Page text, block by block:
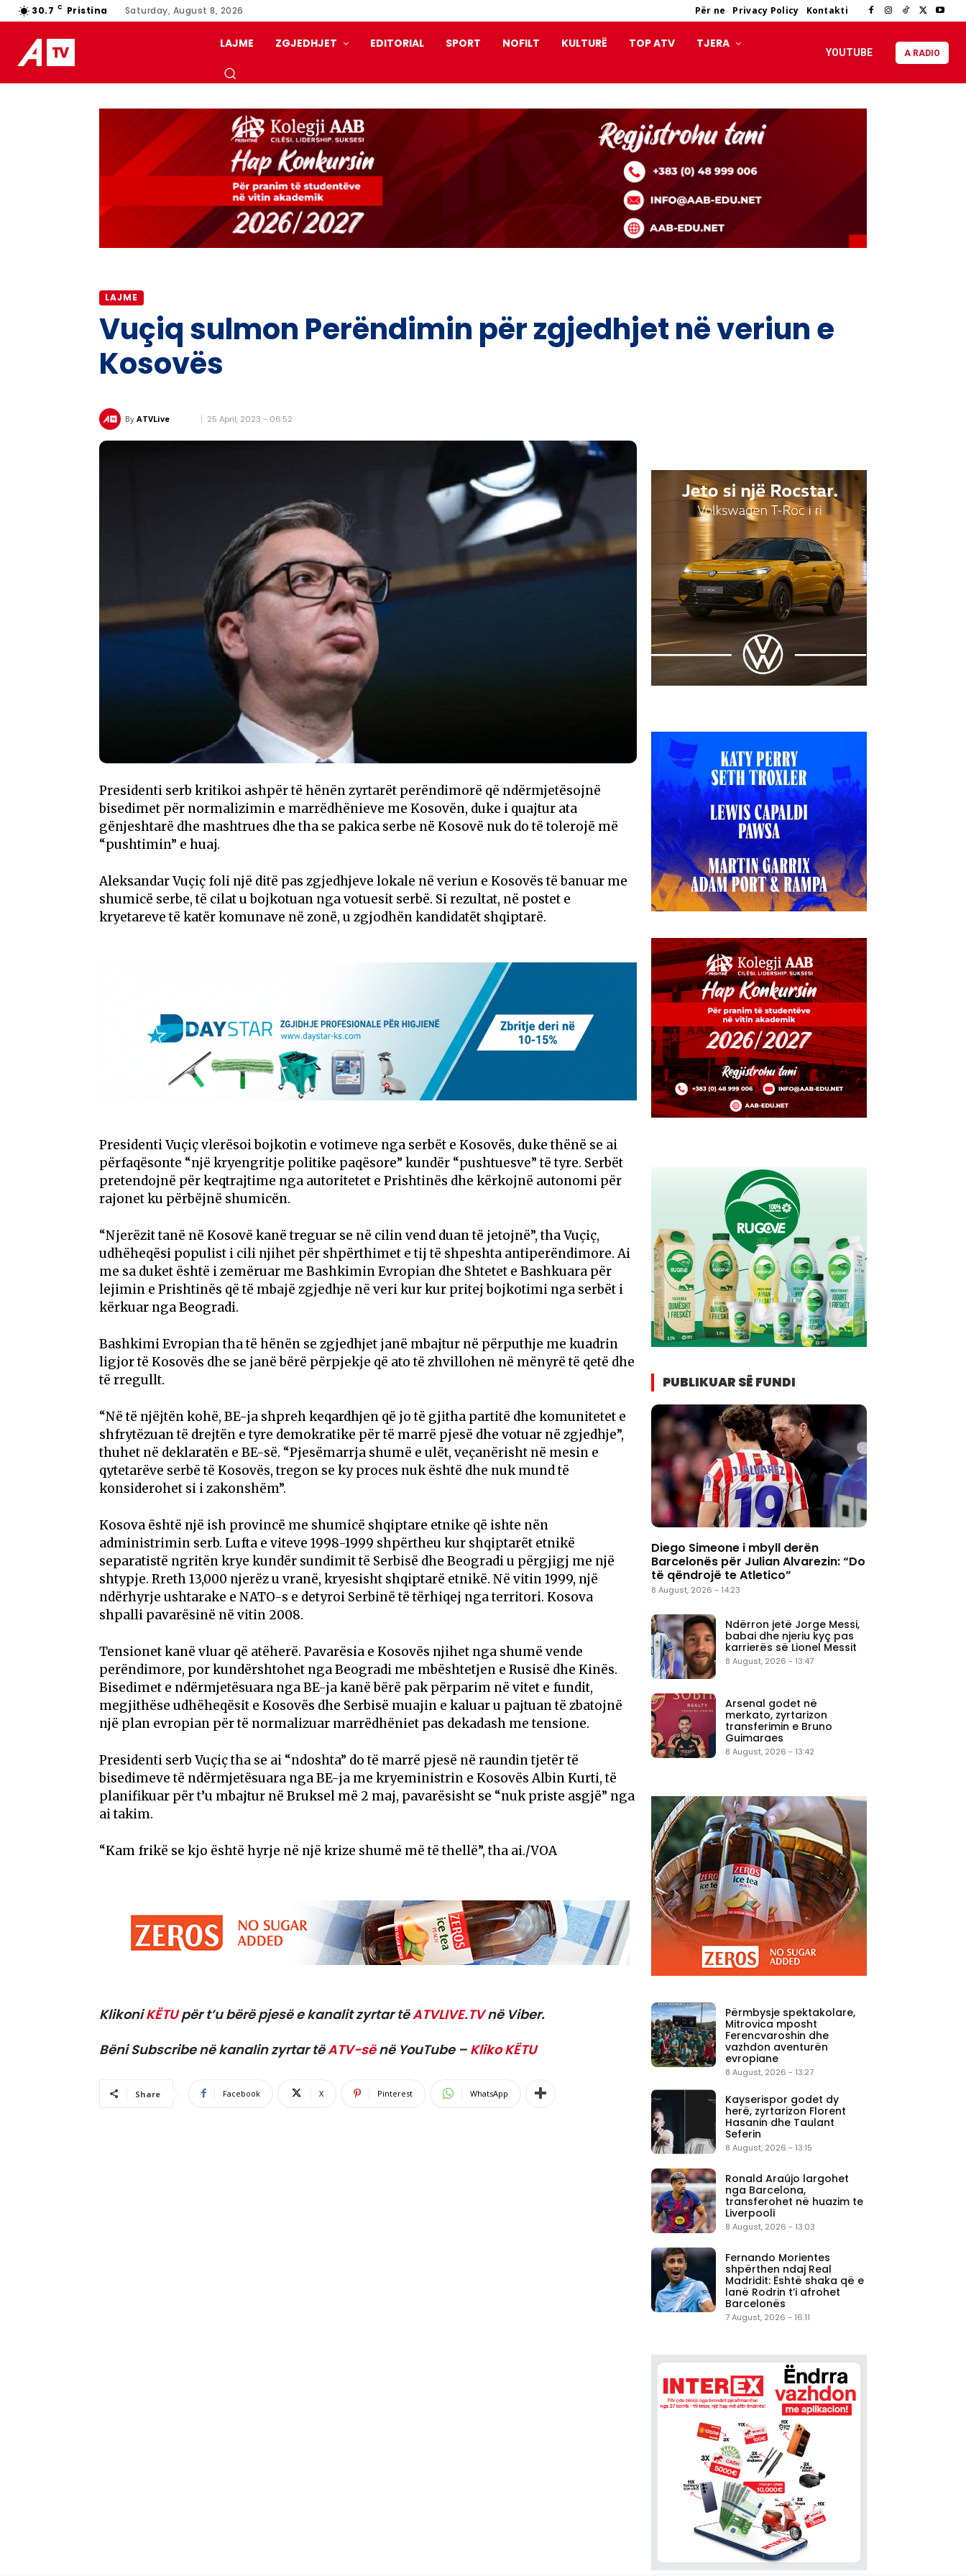
30.7 C Pristina Saturday, August 8, 2026 Për ne Privacy Policy Kontakti
LAJME ZGJEDHJET EDITORIAL SPORT NOFILT KULTURË TOP ATV TJERA
YOUTUBE A RADIO
LAJME
Vuçiq sulmon Perëndimin për zgjedhjet në veriun e
Kosovës
By ATVLive 25 April, 2023 - 06:52
Presidenti serb kritikoi ashpër të hënën zyrtarët perëndimorë që ndërmjetësojnë
bisedimet për normalizimin e marrëdhënieve me Kosovën, duke i quajtur ata
gënjeshtarë dhe mashtrues dhe tha se pakica serbe në Kosovë nuk do të tolerojë më
“pushtimin” e huaj.
Aleksandar Vuçiç foli një ditë pas zgjedhjeve lokale në veriun e Kosovës të banuar me
shumicë serbe, të cilat u bojkotuan nga votuesit serbë. Si rezultat, në postet e
kryetareve të katër komunave në zonë, u zgjodhën kandidatët shqiptarë.
Presidenti Vuçiç vlerësoi bojkotin e votimeve nga serbët e Kosovës, duke thënë se ai
përfaqësonte “një kryengritje politike paqësore” kundër “pushtuesve” të tyre. Serbët
pretendojnë për keqtrajtime nga autoritetet e Prishtinës dhe kërkojnë autonomi për
rajonet ku përbëjnë shumicën.
“Njerëzit tanë në Kosovë kanë treguar se në cilin vend duan të jetojnë”, tha Vuçiç,
udhëheqësi populist i cili njihet për shpërthimet e tij të shpeshta antiperëndimore. Ai
me sa duket është i zemëruar me Bashkimin Evropian dhe Shtetet e Bashkuara për
lejimin e Prishtinës që të mbajë zgjedhje në veri kur kur pritej bojkotimi nga serbët i
kërkuar nga Beogradi.
Bashkimi Evropian tha të hënën se zgjedhjet janë mbajtur në përputhje me kuadrin
ligjor të Kosovës dhe se janë bërë përpjekje që ato të zhvillohen në mënyrë të qetë dhe
të rregullt.
“Në të njëjtën kohë, BE-ja shpreh keqardhjen që jo të gjitha partitë dhe komunitetet e
shfrytëzuan të drejtën e tyre demokratike për të marrë pjesë dhe votuar në zgjedhje”,
thuhet në deklaratën e BE-së. “Pjesëmarrja shumë e ulët, veçanërisht në mesin e
qytetarëve serbë të Kosovës, tregon se ky proces nuk është dhe nuk mund të
konsiderohet si i zakonshëm”.
Kosova është një ish provincë me shumicë shqiptare etnike që ishte nën
administrimin serb. Lufta e viteve 1998-1999 shpërtheu kur shqiptarët etnikë
separatistë ngritën krye kundër sundimit të Serbisë dhe Beogradi u përgjigj me një
shtypje. Rreth 13,000 njerëz u vranë, kryesisht shqiptarë etnikë. Në vitin 1999, një
ndërhyrje ushtarake e NATO-s e detyroi Serbinë të tërhiqej nga territori. Kosova
shpalli pavarësinë në vitin 2008.
Tensionet kanë vluar që atëherë. Pavarësia e Kosovës njihet nga shumë vende
perëndimore, por kundërshtohet nga Beogradi me mbështetjen e Rusisë dhe Kinës.
Bisedimet e ndërmjetësuara nga BE-ja kanë bërë pak përparim në vitet e fundit,
megjithëse udhëheqësit e Kosovës dhe Serbisë muajin e kaluar u pajtuan të zbatojnë
një plan evropian për të normalizuar marrëdhëniet pas dekadash me tensione.
Presidenti serb Vuçiç tha se ai “ndoshta” do të marrë pjesë në raundin tjetër të
bisedimeve të ndërmjetësuara nga BE-ja me kryeministrin e Kosovës Albin Kurti, të
planifikuar për t’u mbajtur në Bruksel më 2 maj, pavarësisht se “nuk priste asgjë” nga
ai takim.
“Kam frikë se kjo është hyrje në një krize shumë më të thellë”, tha ai./VOA
KlikoniKËTUpër t’u bërë pjesë e kanalit zyrtar tëATVLIVE.TVnë Viber.
Bëni Subscribe në kanalin zyrtar tëATV-sënë YouTube – Kliko KËTU
Share Facebook X Pinterest WhatsApp
PUBLIKUAR SË FUNDI
Diego Simeone i mbyll derën
Barcelonës për Julian Alvarezin: “Do
të qëndrojë te Atletico”
8 August, 2026 - 14:23
Ndërron jetë Jorge Messi,
babai dhe njeriu kyç pas
karrierës së Lionel Messit
8 August, 2026 - 13:47
Arsenal godet në
merkato, zyrtarizon
transferimin e Bruno
Guimaraes
8 August, 2026 - 13:42
Përmbysje spektakolare,
Mitrovica mposht
Ferencvaroshin dhe
vazhdon aventurën
evropiane
8 August, 2026 - 13:27
Kayserispor godet dy
herë, zyrtarizon Florent
Hasanin dhe Taulant
Seferin
8 August, 2026 - 13:15
Ronald Araújo largohet
nga Barcelona,
transferohet në huazim te
Liverpooli
8 August, 2026 - 13:03
Fernando Morientes
shpërthen ndaj Real
Madridit: Është shaka që e
lanë Rodrin t’i afrohet
Barcelonës
7 August, 2026 - 16:11